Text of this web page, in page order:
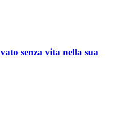
senza vita nella sua